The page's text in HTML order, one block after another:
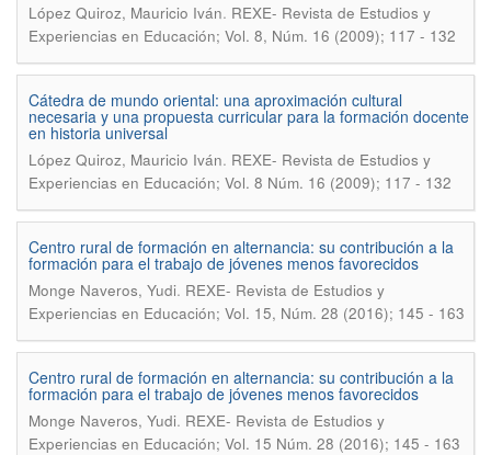
López Quiroz, Mauricio Iván. REXE- Revista de Estudios y
Experiencias en Educación; Vol. 8, Núm. 16 (2009); 117 - 132
Cátedra de mundo oriental: una aproximación cultural
necesaria y una propuesta curricular para la formación docente
en historia universal
López Quiroz, Mauricio Iván. REXE- Revista de Estudios y
Experiencias en Educación; Vol. 8 Núm. 16 (2009); 117 - 132
Centro rural de formación en alternancia: su contribución a la
formación para el trabajo de jóvenes menos favorecidos
Monge Naveros, Yudi. REXE- Revista de Estudios y
Experiencias en Educación; Vol. 15, Núm. 28 (2016); 145 - 163
Centro rural de formación en alternancia: su contribución a la
formación para el trabajo de jóvenes menos favorecidos
Monge Naveros, Yudi. REXE- Revista de Estudios y
Experiencias en Educación; Vol. 15 Núm. 28 (2016); 145 - 163